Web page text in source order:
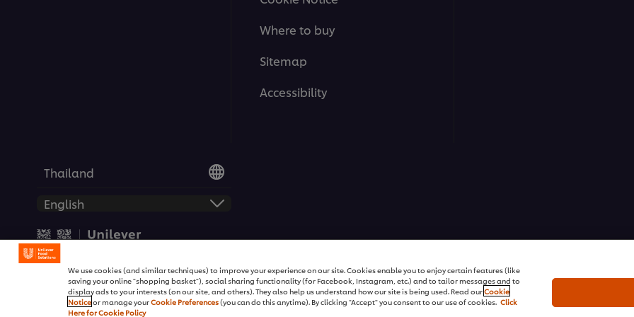
Where to buy
Sitemap
Accessibility
Thailand
We use cookies (and similar techniques) to improve your experience on our site. Cookies enable you to enjoy certain features (like
saving your online "shopping basket"), social sharing functionality (for Facebook, Instagram, etc.) and to tailor messages and to
display ads to your interests (on our site, and others). They also help us understand how our site is being used. Read ourCookie
Noticeor manage yourCookie Preferences(you can do this anytime). By clicking "Accept" you consent to our use of cookies. Click
Here for Cookie Policy